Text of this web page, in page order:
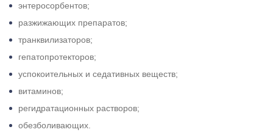
энтеросорбентов;
разжижающих препаратов;
транквилизаторов;
гепатопротекторов;
успокоительных и седативных веществ;
витаминов;
регидратационных растворов;
обезболивающих.